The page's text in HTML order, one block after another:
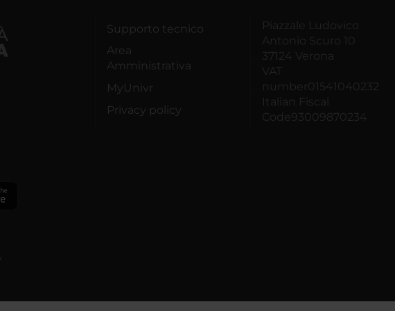
Supporto tecnico
Area
Amministrativa
MyUnivr
Privacy policy
Piazzale Ludovico
Antonio Scuro 10
37124 Verona
VAT
number01541040232
Italian Fiscal
Code93009870234